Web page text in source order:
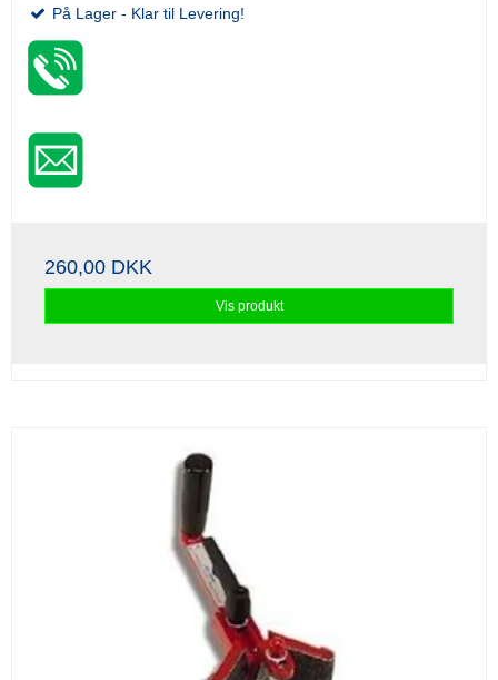
På Lager - Klar til Levering!
260,00 DKK
Vis produkt